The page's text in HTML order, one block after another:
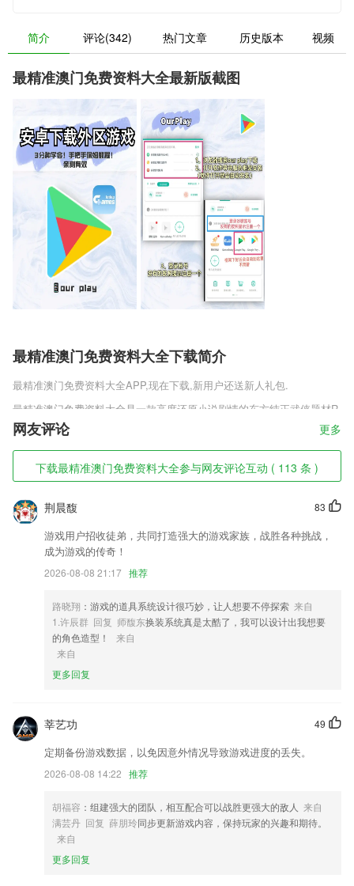
简介 评论(342) 热门文章 历史版本 视频
最精准澳门免费资料大全最新版截图
最精准澳门免费资料大全下载简介
最精准澳门免费资料大全APP,现在下载,新用户还送新人礼包.
最精准澳门免费资料大全是一款高度还原小说剧情的东方纯正武侠题材R
PG手游，热血上瘾的战争指导全面的花样巅峰创想的激萌神宠，各种勇
者角色的转生渡劫玩法增强你的功力让你畅玩无尽，完美传说的火拼战争
热血归来的事迹还有巅峰遐想的精彩盛况、全民组团热血十足以及boss
开放的副本大战，热血仙界的开放以及江湖的热恋社交互动你的全新阵
最精准澳门免费资料大全软件特色
1,每个老师都有着详细的个人信息介绍，各种课程全部收录；
4,智能证件照专注于证件照领域已经近七年的时间,我们不断地更新技
术，优化体验，只为给我们的2265用户带来了简单方便、专业高质量高
成像的美颜证件照拍摄需求，智能证件照app，只为更好的您。
5,专业实时记录，科学对抗癌症：
最精准澳门免费资料大全软件优势
1.涵盖全国主流教材版本，适用全国学生
2.文件翻译，课堂记录，旅游翻译让大家一目了然
资源很到位的。
4.综合学习的心得来解决各个层面的学习中的问题
5.在线可以浏览世界知名博物馆，随时随地可以体验逛一逛云博物馆的乐
网友评论 更多
下载最精准澳门免费资料大全参与网友评论互动 ( 113 条 )
83
荆晨馥
游戏用户招收徒弟，共同打造强大的游戏家族，战胜各种挑战，
成为游戏的传奇！
2026-08-08 21:17 推荐
路晓翔 ：游戏的道具系统设计很巧妙，让人想要不停探索 来自
1.许辰群 回复 师馥东换装系统真是太酷了，我可以设计出我想要
的角色造型！
来自
来自
更多回复
49
莘艺功
定期备份游戏数据，以免因意外情况导致游戏进度的丢失。
2026-08-08 14:22 推荐
胡福容 ：组建强大的团队，相互配合可以战胜更强大的敌人 来自
满芸丹 回复 薛朋玲同步更新游戏内容，保持玩家的兴趣和期待。
来自
更多回复